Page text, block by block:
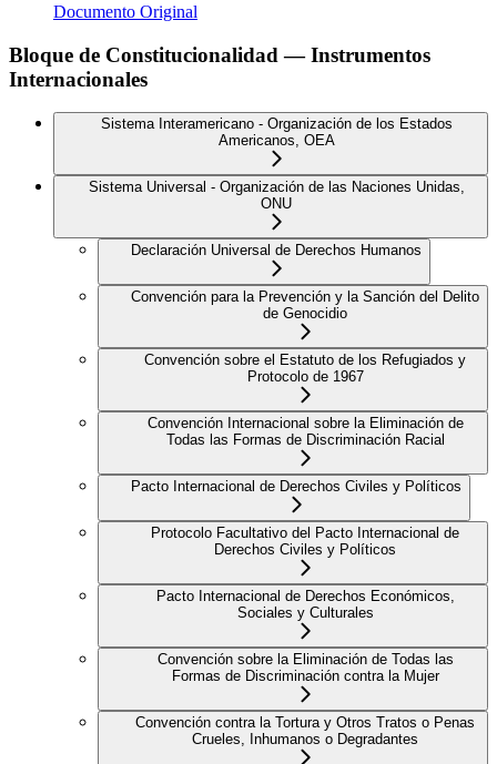
Documento Original
Bloque de Constitucionalidad — Instrumentos
Internacionales
Sistema Interamericano - Organización de los Estados
Americanos, OEA
Sistema Universal - Organización de las Naciones Unidas,
ONU
Declaración Universal de Derechos Humanos
Convención para la Prevención y la Sanción del Delito
de Genocidio
Convención sobre el Estatuto de los Refugiados y
Protocolo de 1967
Convención Internacional sobre la Eliminación de
Todas las Formas de Discriminación Racial
Pacto Internacional de Derechos Civiles y Políticos
Protocolo Facultativo del Pacto Internacional de
Derechos Civiles y Políticos
Pacto Internacional de Derechos Económicos,
Sociales y Culturales
Convención sobre la Eliminación de Todas las
Formas de Discriminación contra la Mujer
Convención contra la Tortura y Otros Tratos o Penas
Crueles, Inhumanos o Degradantes